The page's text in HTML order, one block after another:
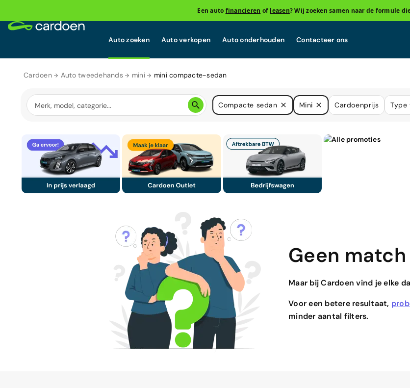
Een auto financieren of leasen? Wij zoeken samen naar de formule
Auto zoeken Auto verkopen Auto onderhouden Contacteer ons
Cardoen Auto tweedehands mini mini compacte-sedan
Compacte sedan Mini Cardoenprijs Type
Geen
Maar bij Cardoen vind je elke
Voor een betere resultaat,
minder aantal filters.